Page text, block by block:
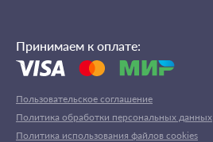
Принимаем к оплате:
Пользовательское соглашение
Политика обработки персональных данных
Политика использования файлов cookies